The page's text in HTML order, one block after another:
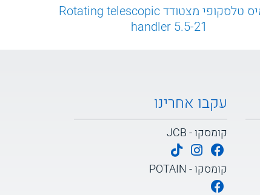
מעמיס טלסקופי מצטודד Rotating telescopic
handler 5.5-21
עקבו אחרינו
קומסקו - JCB
קומסקו - POTAIN